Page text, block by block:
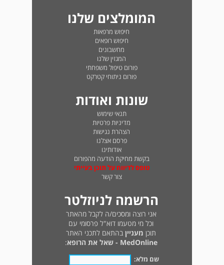
המומלצים שלנו
חיפוש מרפאות
חיפוש רופאים
מחשבונים
המגזין שלנו
פורום טיפול משפחתי
פורום ניתוחי קטרקט
שונות ואודות
תנאי שימוש
מדיניות פרטיות
הצהרת נגישות
פרסם אצלנו
אודותינו
בקשת מחיקת הודעה מהפורום
טופס לדיווח על תוכן בעייתי
צור קשר
הרשמה לניוזלטר
אני רוצה ומסכים/ה לקבל מהאתר
וכל מי מטעמו דוא"ל פרסומי עם
תוכן מעניין בהתאם לתכני האתר
MedOnline - שאל את הרופא
:
שם מלא: